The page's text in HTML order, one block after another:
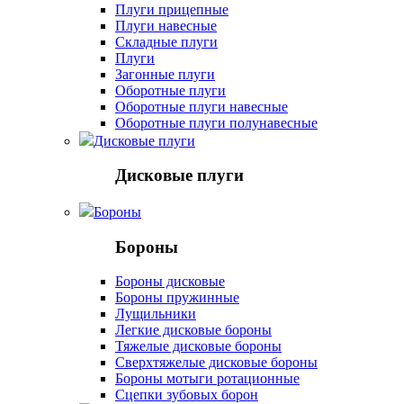
Плуги прицепные
Плуги навесные
Складные плуги
Плуги
Загонные плуги
Оборотные плуги
Оборотные плуги навесные
Оборотные плуги полунавесные
Дисковые плуги
Дисковые плуги
Бороны
Бороны
Бороны дисковые
Бороны пружинные
Лущильники
Легкие дисковые бороны
Тяжелые дисковые бороны
Сверхтяжелые дисковые бороны
Бороны мотыги ротационные
Сцепки зубовых борон